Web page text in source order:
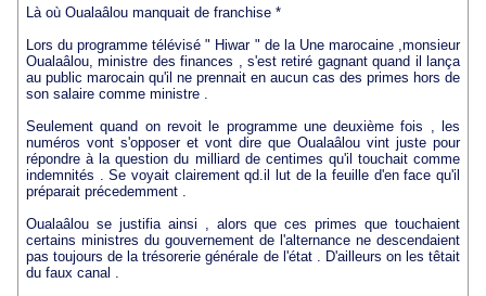
Là où Oualaâlou manquait de franchise *
Lors du programme télévisé " Hiwar " de la Une marocaine ,monsieur
Oualaâlou, ministre des finances , s'est retiré gagnant quand il lança
au public marocain qu'il ne prennait en aucun cas des primes hors de
son salaire comme ministre .
Seulement quand on revoit le programme une deuxième fois , les
numéros vont s'opposer et vont dire que Oualaâlou vint juste pour
répondre à la question du milliard de centimes qu'il touchait comme
indemnités . Se voyait clairement qd.il lut de la feuille d'en face qu'il
préparait précedemment .
Oualaâlou se justifia ainsi , alors que ces primes que touchaient
certains ministres du gouvernement de l'alternance ne descendaient
pas toujours de la trésorerie générale de l'état . D'ailleurs on les têtait
du faux canal .